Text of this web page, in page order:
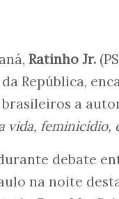
Ratinho Jr.
República,
a
vida, feminicídio,
debate
na noite